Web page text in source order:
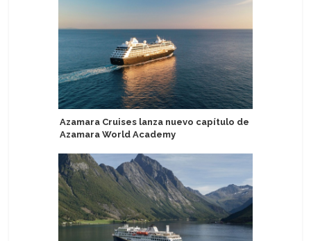
Azamara Cruises lanza nuevo capítulo de
Azamara World Academy